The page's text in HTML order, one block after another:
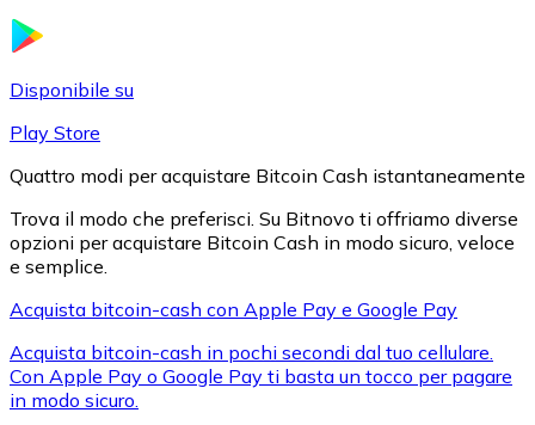
XRP
XRP
Disponibile su
Play Store
Quattro modi per acquistare Bitcoin Cash istantaneamente
Trova il modo che preferisci. Su Bitnovo ti offriamo diverse
opzioni per acquistare Bitcoin Cash in modo sicuro, veloce
e semplice.
Acquista bitcoin-cash con Apple Pay e Google Pay
Acquista bitcoin-cash in pochi secondi dal tuo cellulare.
Con Apple Pay o Google Pay ti basta un tocco per pagare
in modo sicuro.